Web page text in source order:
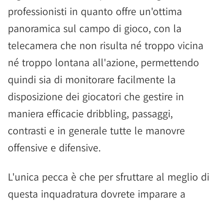
professionisti in quanto offre un'ottima
panoramica sul campo di gioco, con la
telecamera che non risulta né troppo vicina
né troppo lontana all'azione, permettendo
quindi sia di monitorare facilmente la
disposizione dei giocatori che gestire in
maniera efficacie dribbling, passaggi,
contrasti e in generale tutte le manovre
offensive e difensive.
L'unica pecca è che per sfruttare al meglio di
questa inquadratura dovrete imparare a